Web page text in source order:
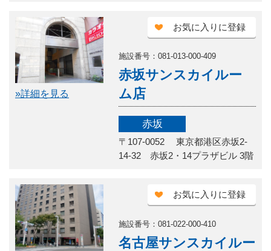
»詳細を見る
施設番号：081-013-000-409
お気に入りに登録
赤坂サンスカイルー
ム店
赤坂
〒107-0052 東京都港区赤坂2-
14-32 赤坂2・14プラザビル 3階
施設番号：081-022-000-410
お気に入りに登録
名古屋サンスカイルー